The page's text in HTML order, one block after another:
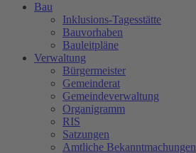
Bau
Inklusions-Tagesstätte
Bauvorhaben
Bauleitpläne
Verwaltung
Bürgermeister
Gemeinderat
Gemeindeverwaltung
Organigramm
RIS
Satzungen
Amtliche Bekanntmachungen